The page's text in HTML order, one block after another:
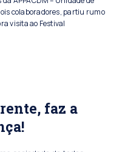
colaboradores, partiu rumo
visita ao Festival
faz a